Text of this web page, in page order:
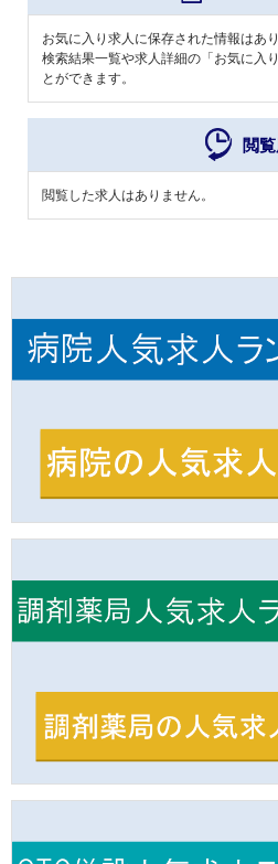
お気に入り求人に保存された情報はあり
検索結果一覧や求人詳細の「お気に入
とができます。
閲
閲覧した求人はありません。